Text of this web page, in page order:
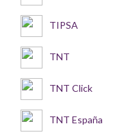
TIPSA
TNT
TNT Click
TNT España